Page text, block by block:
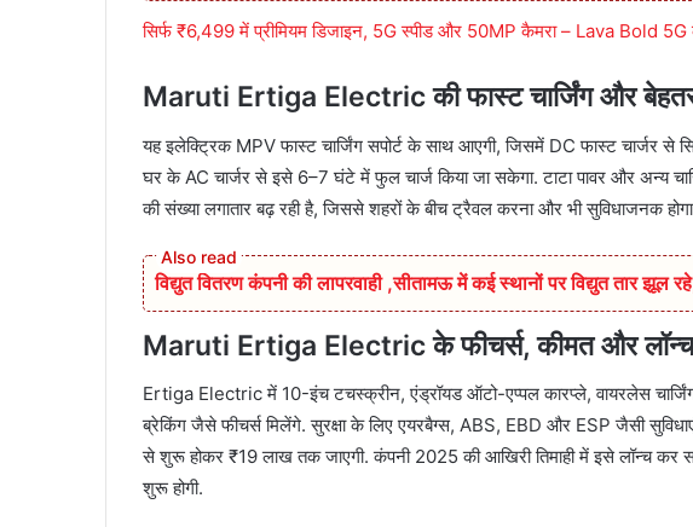
सिर्फ ₹6,499 में प्रीमियम डिजाइन, 5G स्पीड और 50MP कैमरा – Lava Bold 5G
Maruti Ertiga Electric की फास्ट चार्जिंग और
यह इलेक्ट्रिक MPV फास्ट चार्जिंग सपोर्ट के साथ आएगी, जिसमें DC फास्ट चार्जर से
घर के AC चार्जर से इसे 6–7 घंटे में फुल चार्ज किया जा सकेगा. टाटा पावर और अन्य
की संख्या लगातार बढ़ रही है, जिससे शहरों के बीच ट्रैवल करना और भी सुविधाजनक
विद्युत वितरण कंपनी की लापरवाही ,सीतामऊ में कई स्थानों पर विद्युत तार झूल
Maruti Ertiga Electric के फीचर्स, कीमत और लॉन्च
Ertiga Electric में 10-इंच टचस्क्रीन, एंड्रॉयड ऑटो-एप्पल कारप्ले, वायरलेस
ब्रेकिंग जैसे फीचर्स मिलेंगे. सुरक्षा के लिए एयरबैग्स, ABS, EBD और ESP जैसी
से शुरू होकर ₹19 लाख तक जाएगी. कंपनी 2025 की आखिरी तिमाही में इसे लॉन्च कर
शुरू होगी.